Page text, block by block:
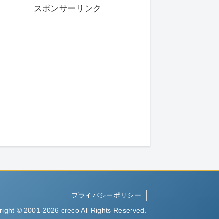
スポンサーリンク
プライバシーポリシー
© 2001-2026 creco All Rights Reserved.